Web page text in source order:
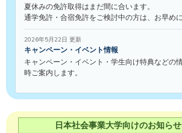
夏休みの免許取得はまだ間に合います。
通学免許・合宿免許をご検討中の方は、お早め
2026年5月22日 更新
キャンペーン・イベント情報
キャンペーン・イベント・学生向け特典などの
時ご案内します。
日本社会事業大学向けのお知ら